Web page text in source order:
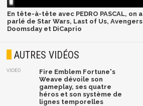
En tête-à-tête avec PEDRO PASCAL, on a
parlé de Star Wars, Last of Us, Avengers
Doomsday et DiCaprio
AUTRES VIDÉOS
VIDÉO
Fire Emblem Fortune's
Weave dévoile son
gameplay, ses quatre
héros et son système de
lignes temporelles